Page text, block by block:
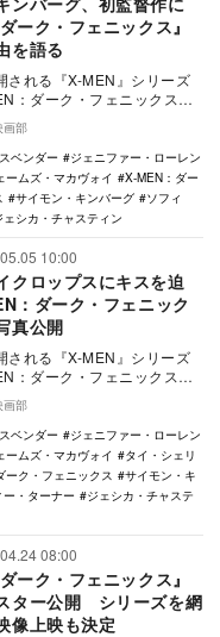
ーク・フェニックス』
を語る
される『X-MEN』シリーズ
：ダーク・フェニックス』
サイモン・キンバーグが、
画部
ベンダー
ジェニファー・ローレン
ームズ・マカヴォイ
X-MEN：ダー
サイモン・キンバーグ
ソフィ
ェシカ・チャスティン
10:00
クロップスにキスを迫
：ダーク・フェニック
真公開
される『X-MEN』シリーズ
：ダーク・フェニックス』
場面写真が公開された。
画部
ベンダー
ジェニファー・ローレン
ームズ・マカヴォイ
タイ・シェリ
ーク・フェニックス
サイモン・キ
・ターナー
ジェシカ・チャステ
08:00
ーク・フェニックス』
ター公開 シリーズを網
像上映も決定